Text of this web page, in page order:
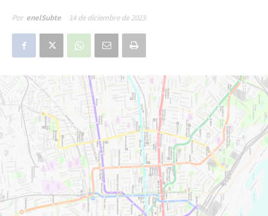
Por enelSubte 14 de diciembre de 2023